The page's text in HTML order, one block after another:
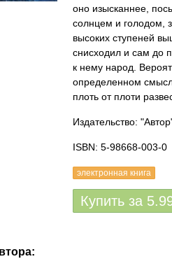
оно изысканнее,
солнцем и голодом,
высоких ступеней
снисходил и сам до
к нему народ.
определенном
плоть от плоти
Издательство:
ISBN: 5-98668-003-0
электронная книга
Купить за